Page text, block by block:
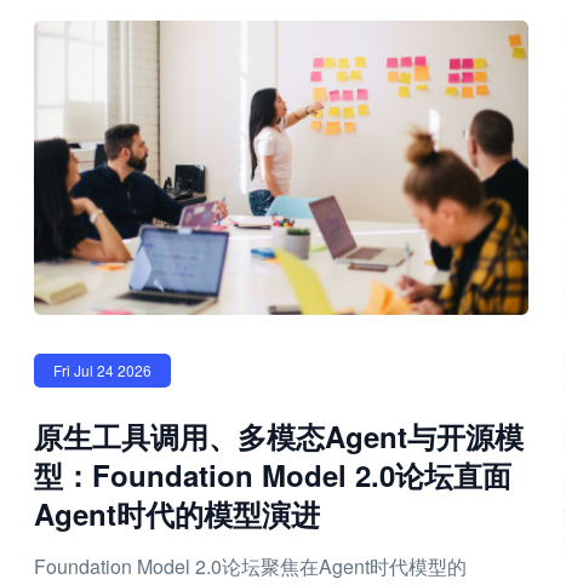
Fri Jul 24 2026
原生工具调用、多模态Agent与开源模
型：Foundation Model 2.0论坛直面
Agent时代的模型演进
Foundation Model 2.0论坛聚焦在Agent时代模型的